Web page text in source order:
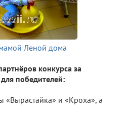
конкурса за
победителей:
«Вырастайка» и «Кроха», а